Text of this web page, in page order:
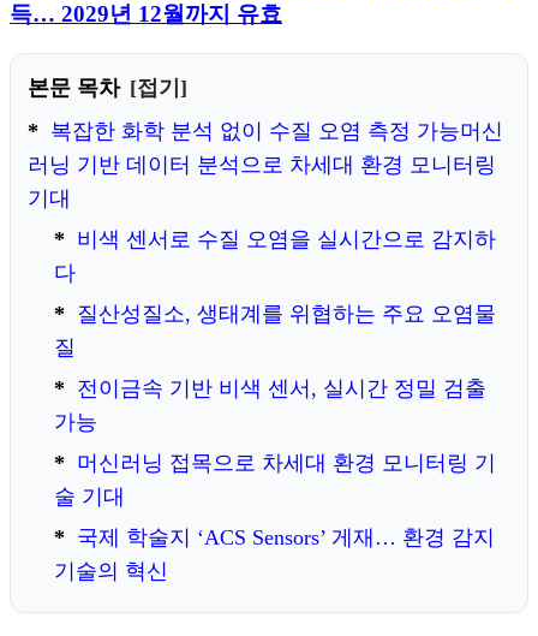
득… 2029년 12월까지 유효
본문 목차
접기
복잡한 화학 분석 없이 수질 오염 측정 가능머신
러닝 기반 데이터 분석으로 차세대 환경 모니터링
기대
비색 센서로 수질 오염을 실시간으로 감지하
다
질산성질소, 생태계를 위협하는 주요 오염물
질
전이금속 기반 비색 센서, 실시간 정밀 검출
가능
머신러닝 접목으로 차세대 환경 모니터링 기
술 기대
국제 학술지 ‘ACS Sensors’ 게재… 환경 감지
기술의 혁신